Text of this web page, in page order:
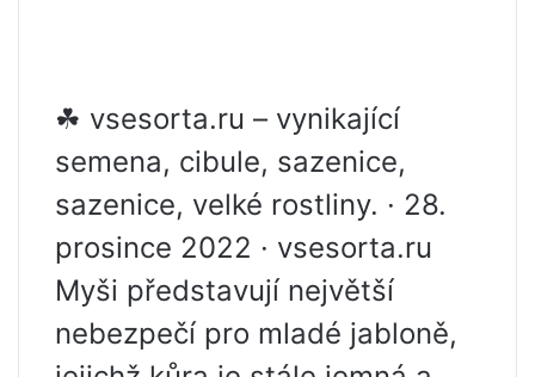
☘ vsesorta.ru – vynikající
semena, cibule, sazenice,
sazenice, velké rostliny. · 28.
prosince 2022 · vsesorta.ru
Myši představují největší
nebezpečí pro mladé jabloně,